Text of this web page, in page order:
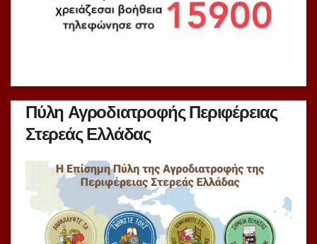
Πύλη Αγροδιατροφής Περιφέρειας
Στερεάς Ελλάδας